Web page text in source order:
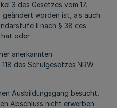
3 des Gesetzes vom 17.
geändert worden ist, als auch
II nach § 38 des
hat oder
anerkannten
des Schulgesetzes NRW
Ausbildungsgang besucht,
Abschluss nicht erwerben